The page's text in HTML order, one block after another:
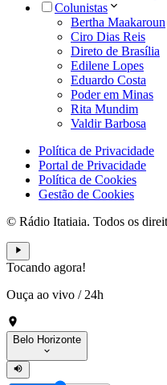
Colunistas
Bertha Maakaroun
Ciro Dias Reis
Direto de Brasília
Edilene Lopes
Eduardo Costa
Poder em Minas
Rita Mundim
Valdir Barbosa
Política de Privacidade
Portal de Privacidade
Política de Cookies
Gestão de Cookies
© Rádio Itatiaia. Todos os
Tocando agora!
Ouça ao vivo / 24h
Belo Horizonte